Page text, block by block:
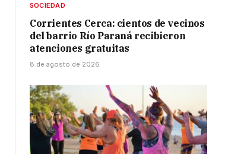
SOCIEDAD
Corrientes Cerca: cientos de vecinos
del barrio Río Paraná recibieron
atenciones gratuitas
8 de agosto de 2026